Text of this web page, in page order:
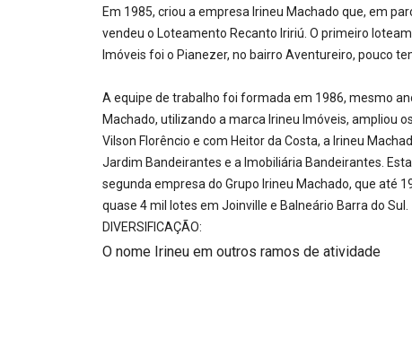
Em 1985, criou a empresa Irineu Machado que, em
vendeu o Loteamento Recanto Iririú. O primeiro
Imóveis foi o Pianezer, no bairro Aventureiro, pouco
A equipe de trabalho foi formada em 1986, mesmo
Machado, utilizando a marca Irineu Imóveis, ampliou
Vilson Florêncio e com Heitor da Costa, a Irineu
Jardim Bandeirantes e a Imobiliária Bandeirantes.
segunda empresa do Grupo Irineu Machado, que até
quase 4 mil lotes em Joinville e Balneário Barra do Sul.
DIVERSIFICAÇÃO:
O nome Irineu em outros ramos de atividade